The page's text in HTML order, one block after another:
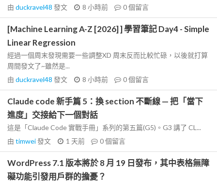
由 duckravel48 發文 8 小時前 0個留言
[Machine Learning A-Z [2026] ] 學習筆記 Day4 - Simple
Linear Regression
經過一個周末發現需要一些調整XD 周末反而比較忙碌，以後就打算
周間發文了~雖然是...
由 duckravel48 發文 8 小時前 0個留言
Claude code 新手篇 5：換 section 不斷線 — 把「當下
進度」交接給下一個對話
這是「Claude Code 實戰手冊」系列的第五篇(G5)。G3 講了 CL...
由 timwei發文 1 天前 0個留言
WordPress 7.1 版本將於 8 月 19 日發布，其中表格無障
礙功能引發用戶群的擔憂？